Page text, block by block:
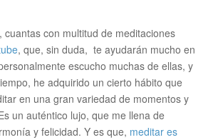
cuantas con multitud de meditaciones
, que, sin duda, te ayudarán mucho en
escucho muchas de ellas, y
he adquirido un cierto hábito que
en una gran variedad de momentos y
un auténtico lujo, que me llena de
y felicidad. Y es que, meditar es